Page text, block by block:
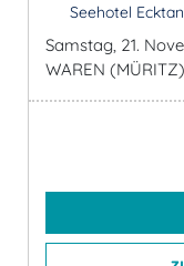
Seehotel
Samstag, 21.
WAREN